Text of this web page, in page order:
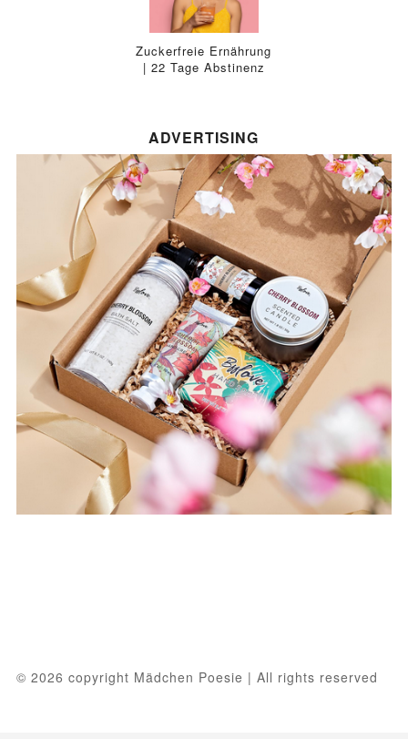
Zuckerfreie Ernährung
| 22 Tage Abstinenz
ADVERTISING
© 2026 copyright Mädchen Poesie | All rights reserved